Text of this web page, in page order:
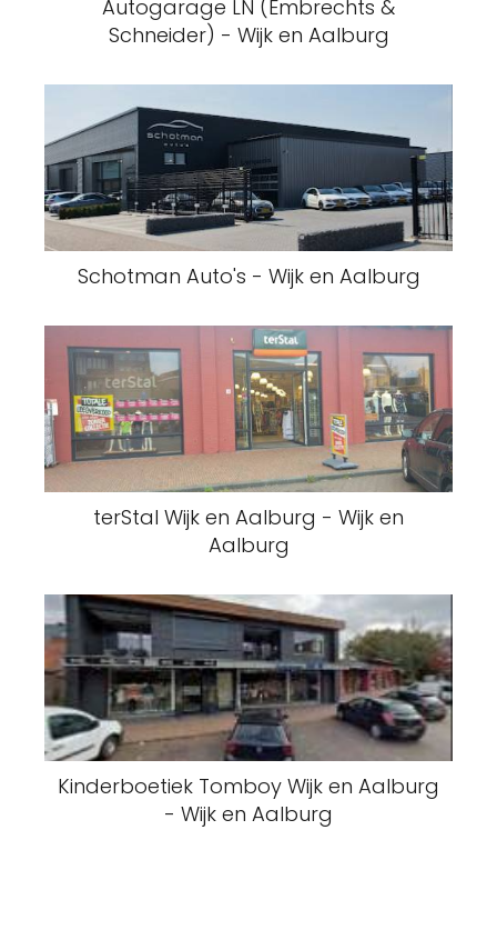
Autogarage LN (Embrechts &
Schneider) - Wijk en Aalburg
Schotman Auto's - Wijk en Aalburg
terStal Wijk en Aalburg - Wijk en
Aalburg
Kinderboetiek Tomboy Wijk en Aalburg
- Wijk en Aalburg